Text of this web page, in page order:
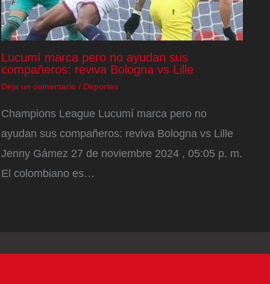
Lucumí marca pero no ayudan sus
compañeros: reviva Bologna vs Lille
Deja un comentario / Deportes
Champions League Lucumí marca pero no
ayudan sus compañeros: reviva Bologna vs Lille
Jenny Gámez 27 de noviembre 2024 , 05:05 p. m.
El colombiano es…